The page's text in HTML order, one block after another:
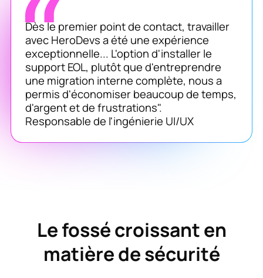
Dès le premier point de contact, travailler
avec HeroDevs a été une expérience
exceptionnelle... L'option d'installer le
support EOL, plutôt que d'entreprendre
une migration interne complète, nous a
permis d'économiser beaucoup de temps,
d'argent et de frustrations".
Responsable de l'ingénierie UI/UX
Le fossé croissant en
matière de sécurité